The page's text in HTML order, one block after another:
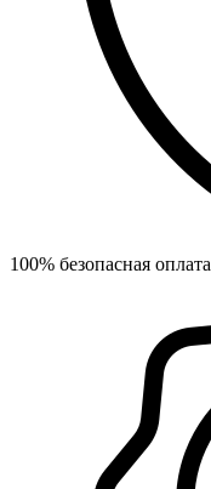
100% безопасная оплата